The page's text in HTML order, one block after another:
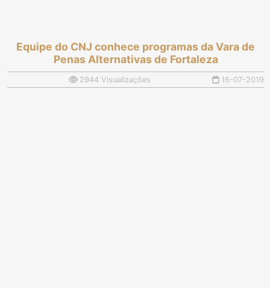
Equipe do CNJ conhece programas da Vara de
Penas Alternativas de Fortaleza
2944 Visualizações 16-07-2019